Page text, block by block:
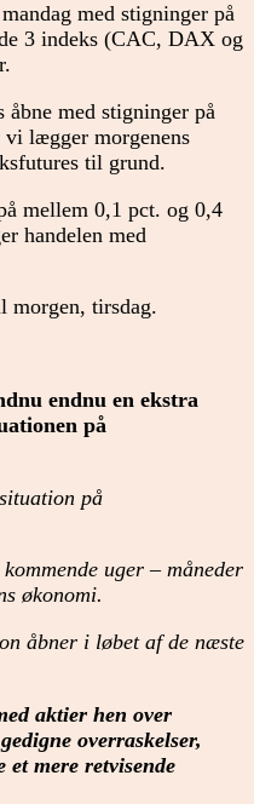
med stigninger på
3 indeks (CAC, DAX og
åbne med stigninger på
lægger morgenens
til grund.
mellem 0,1 pct. og 0,4
handelen med
morgen, tirsdag.
endnu en ekstra
på
på
uger – måneder
økonomi.
åbner i løbet af de næste
aktier hen over
overraskelser,
mere retvisende